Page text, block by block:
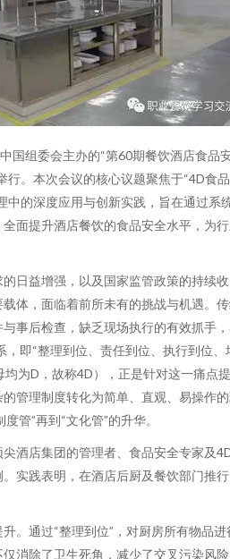
国组委会主办的“第60期餐饮酒店食品
行。本次会议的核心议题聚焦于“4D食
中的深度应用与创新实践，旨在通过系
面提升酒店餐饮的食品安全水平，为
日益增强，以及国家监管政策的持续收
体，面临着前所未有的挑战与机遇。
事后检查，缺乏现场执行的有效抓手
即“整理到位、责任到位、执行到位、
均为D，故称4D），正是针对这一痛点
管理制度转化为简单、直观、易操作
管”再到“文化管”的升华。
酒店集团的管理者、食品安全专家及
实践表明，在酒店后厨及餐饮部门推行
。通过“整理到位”，对厨房所有物品进
消除了卫生死角，减少了交叉污染风